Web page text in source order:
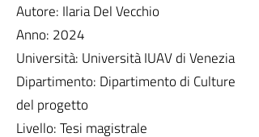
Autore: Ilaria Del Vecchio
Anno: 2024
Università: Università IUAV di Venezia
Dipartimento: Dipartimento di Culture
del progetto
Livello: Tesi magistrale